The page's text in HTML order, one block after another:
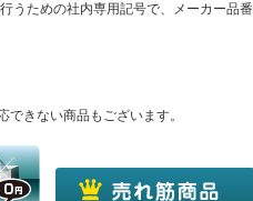
うための社内専用記号で、メーカー品番
きない商品もございます。